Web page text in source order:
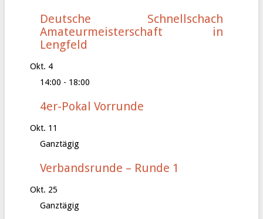
Deutsche Schnellschach
Amateurmeisterschaft in
Lengfeld
Okt. 4
14:00 - 18:00
4er-Pokal Vorrunde
Okt. 11
Ganztägig
Verbandsrunde – Runde 1
Okt. 25
Ganztägig